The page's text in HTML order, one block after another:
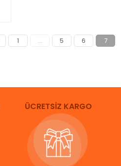
1 ... 5 6 7
ÜCRETSİZ KARGO